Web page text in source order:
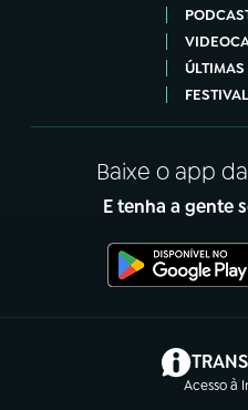
ÚLTIMAS
Baixe o app
E tenha a gente
Acesso à